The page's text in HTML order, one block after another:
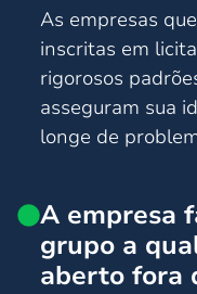
As empresas
inscritas em
rigorosos
asseguram sua
longe de
A empresa
grupo a
aberto fora